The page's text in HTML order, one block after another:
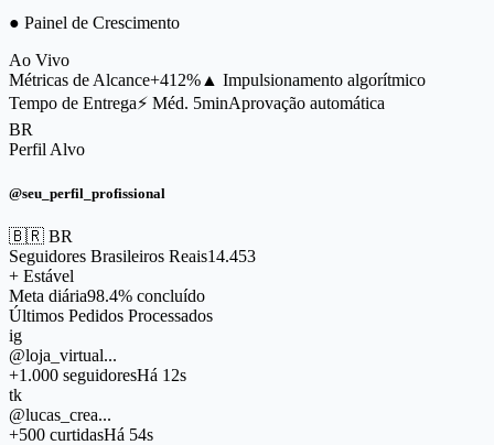
● Painel de Crescimento
Ao Vivo
Métricas de Alcance+412% ▲ Impulsionamento algorítmico
Tempo de Entrega⚡ Méd. 5minAprovação automática
BR
Perfil Alvo
@seu_perfil_profissional
🇧🇷 BR
Seguidores Brasileiros Reais14.453
+ Estável
Meta diária98.4% concluído
Últimos Pedidos Processados
ig
@loja_virtual...
+1.000 seguidoresHá 12s
tk
@lucas_crea...
+500 curtidasHá 54s